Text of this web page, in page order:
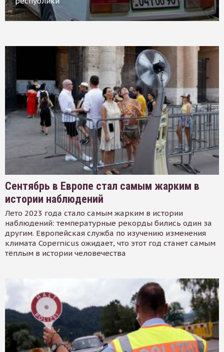
Сентябрь в Европе стал самым жарким в
истории наблюдений
Лето 2023 года стало самым жарким в истории
наблюдений: температурные рекорды бились один за
другим. Европейская служба по изучению изменения
климата Copernicus ожидает, что этот год станет самым
тёплым в истории человечества